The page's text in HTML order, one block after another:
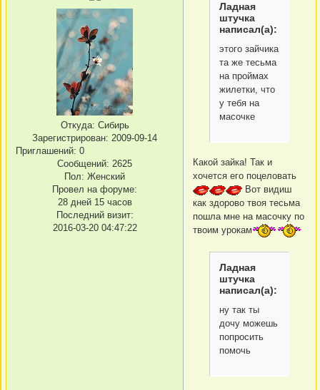
Откуда: Сибирь
Зарегистрирован: 2009-09-14
Приглашений: 0
Сообщений: 2625
Пол: Женский
Провел на форуме:
28 дней 15 часов
Последний визит:
2016-03-20 04:47:22
Ладная
штучка
написал(а):
этого зайчика
та же тесьма
на проймах
жилетки, что
у тебя на
масочке
Какой зайка! Так и
хочется его поцеловать
Вот видиш
как здорово твоя тесьма
пошла мне на масочку по
твоим урокам
Ладная
штучка
написал(а):
ну так ты
дочу можешь
попросить
помочь